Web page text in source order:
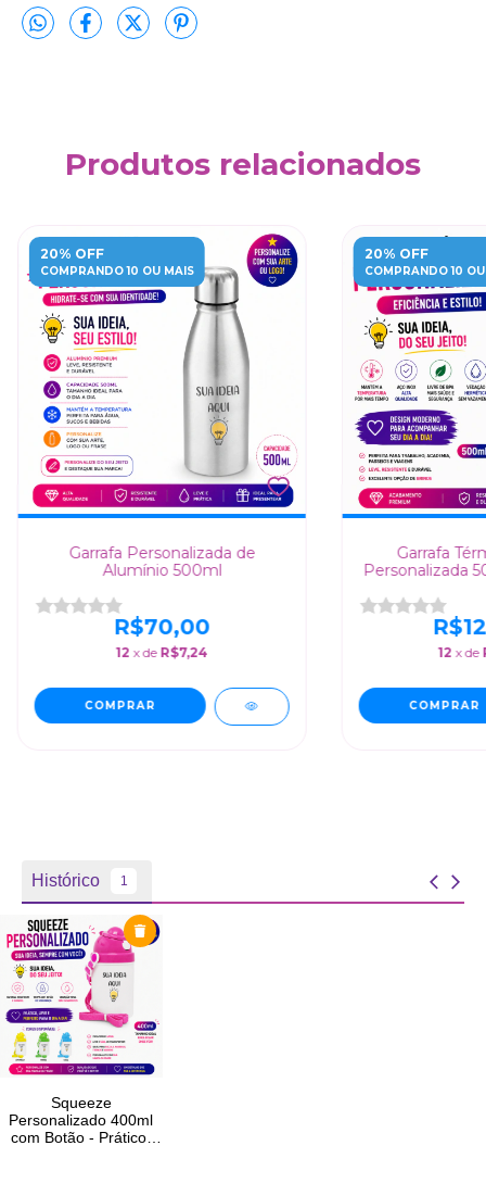
Produtos relacionados
20% OFF
COMPRANDO 10 OU MAIS
Garrafa Personalizada de
Alumínio 500ml
R$70,00
12 x de R$7,24
COMPRAR
20% OFF
COMPRANDO 10
Garrafa
Personalizada
12 x de
COMPRAR